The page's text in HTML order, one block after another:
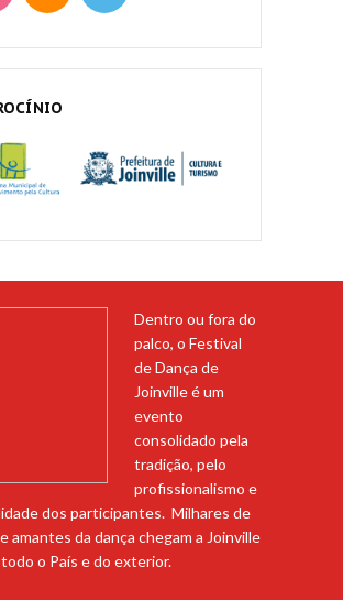
Dentro ou fora do
palco, o Festival
de Dança de
Joinville é um
evento
consolidado pela
tradição, pelo
profissionalismo e
dos participantes. Milhares de
amantes da dança chegam a Joinville
o País e do exterior.